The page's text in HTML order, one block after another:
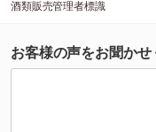
酒類販売管理者標識
お客様の声をお聞かせ